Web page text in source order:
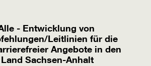
- Entwicklung von
Leitlinien für die
Angebote in den
Sachsen-Anhalt